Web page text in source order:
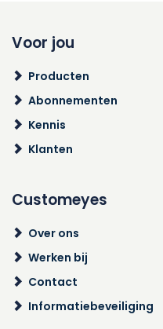
Voor jou
Producten
Abonnementen
Kennis
Klanten
Customeyes
Over ons
Werken bij
Contact
Informatiebeveiliging